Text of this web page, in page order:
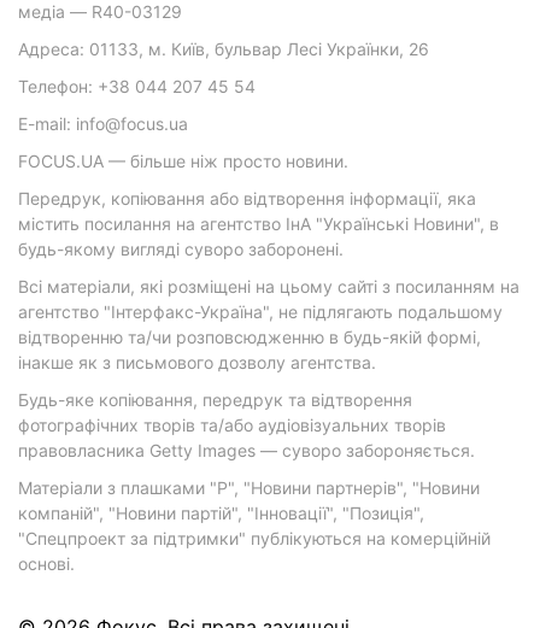
медіа — R40-03129
Адреса: 01133, м. Київ, бульвар Лесі Українки, 26
Телефон: +38 044 207 45 54
E-mail: info@focus.ua
FOCUS.UA — більше ніж просто новини.
Передрук, копіювання або відтворення інформації, яка
містить посилання на агентство ІнА "Українські Новини", в
будь-якому вигляді суворо заборонені.
Всі матеріали, які розміщені на цьому сайті з посиланням на
агентство "Інтерфакс-Україна", не підлягають подальшому
відтворенню та/чи розповсюдженню в будь-якій формі,
інакше як з письмового дозволу агентства.
Будь-яке копіювання, передрук та відтворення
фотографічних творів та/або аудіовізуальних творів
правовласника Getty Images — суворо забороняється.
Матеріали з плашками "Р", "Новини партнерів", "Новини
компаній", "Новини партій", "Інновації", "Позиція",
"Спецпроект за підтримки" публікуються на комерційній
основі.